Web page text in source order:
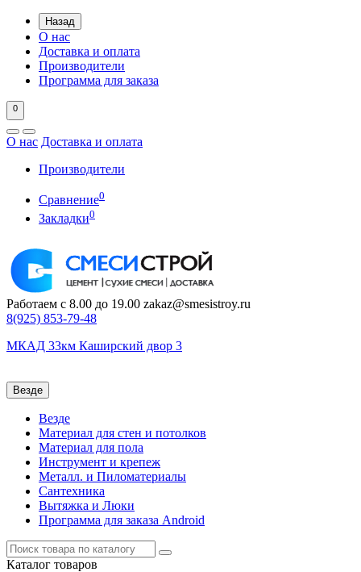
Назад
О нас
Доставка и оплата
Производители
Программа для заказа
0
О нас Доставка и оплата
Производители
Сравнение0
Закладки0
Работаем с 8.00 до 19.00 zakaz@smesistroy.ru
8(925) 853-79-48
МКАД 33км Каширский двор 3
Везде
Везде
Материал для стен и потолков
Материал для пола
Инструмент и крепеж
Металл. и Пиломатериалы
Сантехника
Вытяжка и Люки
Программа для заказа Android
Каталог товаров